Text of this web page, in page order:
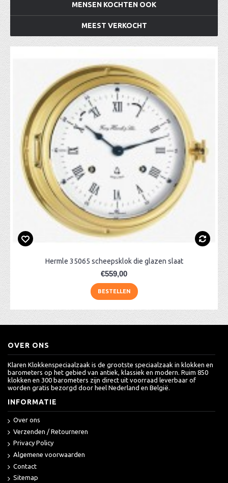
MENSEN KOCHTEN OOK
MEEST VERKOCHT
Hermle 35065 scheepsklok die glazen slaat
€559,00
BESTELLEN
OVER ONS
Klaren Klokkenspeciaalzaak is de grootste speciaalzaak in klokken en
barometers op het gebied van antiek, klassiek en modern. Ruim 850
klokken en 300 barometers zijn direct uit voorraad leverbaar of
worden gratis bezorgd door heel Nederland en België.
INFORMATIE
Over ons
Verzenden / Retourneren
Privacy Policy
Algemene voorwaarden
Contact
Sitemap